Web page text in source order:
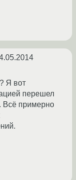
Я вот
перешел
Всё примерно